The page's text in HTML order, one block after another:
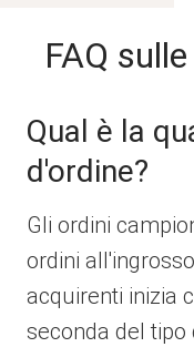
FAQ
Qual è la
d'ordine?
Gli ordini
ordini
acquirenti inizia
seconda del tipo